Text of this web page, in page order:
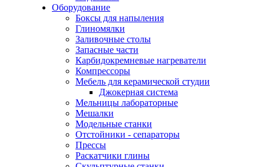
Оборудование
Боксы для напыления
Глиномялки
Заливочные столы
Запасные части
Карбидокремневые нагреватели
Компрессоры
Мебель для керамической студии
Джокерная система
Мельницы лабораторные
Мешалки
Модельные станки
Отстойники - сепараторы
Прессы
Раскатчики глины